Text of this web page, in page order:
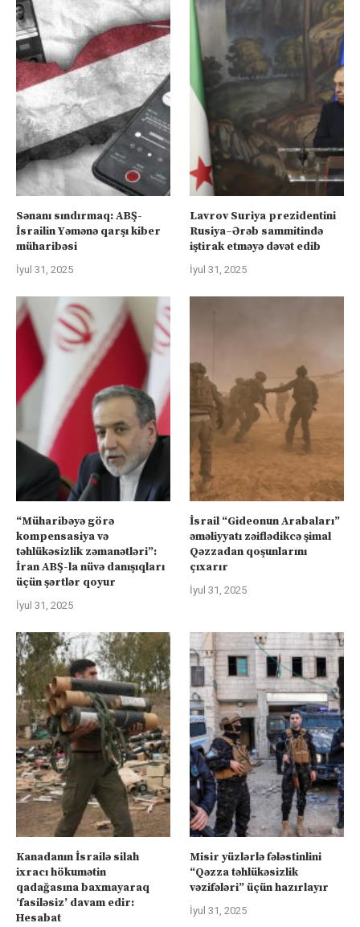
Sənanı sındırmaq: ABŞ-
İsrailin Yəmənə qarşı kiber
müharibəsi
İyul 31, 2025
Lavrov Suriya prezidentini
Rusiya–Ərəb sammitində
iştirak etməyə dəvət edib
İyul 31, 2025
“Müharibəyə görə
kompensasiya və
təhlükəsizlik zəmanətləri”:
İran ABŞ-la nüvə danışıqları
üçün şərtlər qoyur
İyul 31, 2025
İsrail “Gideonun Arabaları”
əməliyyatı zəiflədikcə şimal
Qəzzadan qoşunlarını
çıxarır
İyul 31, 2025
Kanadanın İsrailə silah
ixracı hökumətin
qadağasına baxmayaraq
‘fasiləsiz’ davam edir:
Hesabat
Misir yüzlərlə fələstinlini
“Qəzza təhlükəsizlik
vəzifələri” üçün hazırlayır
İyul 31, 2025